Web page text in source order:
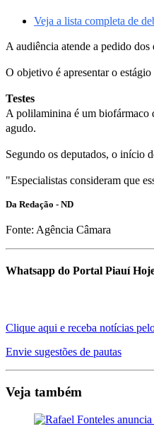
Veja a lista completa de
A audiência atende a pedido dos
O objetivo é apresentar o
Testes
A polilaminina é um biofármaco
agudo.
Segundo os deputados, o início
"Especialistas consideram que
Da Redação - ND
Fonte: Agência Câmara
Whatsapp do Portal Piauí
Clique aqui e receba notícias
Envie sugestões de pautas
Veja também